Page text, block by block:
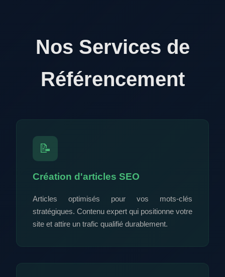
Nos Services de
Référencement
📝
Création d'articles SEO
Articles optimisés pour vos mots-clés
stratégiques. Contenu expert qui positionne votre
site et attire un trafic qualifié durablement.